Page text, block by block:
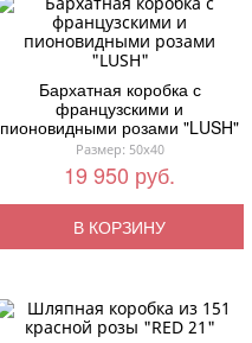
Бархатная коробка с
французскими и
пионовидными розами "LUSH"
Размер: 50x40
19 950 руб.
В КОРЗИНУ